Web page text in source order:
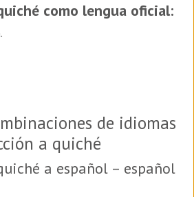
como lengua oficial:
de idiomas
a quiché
a español – español